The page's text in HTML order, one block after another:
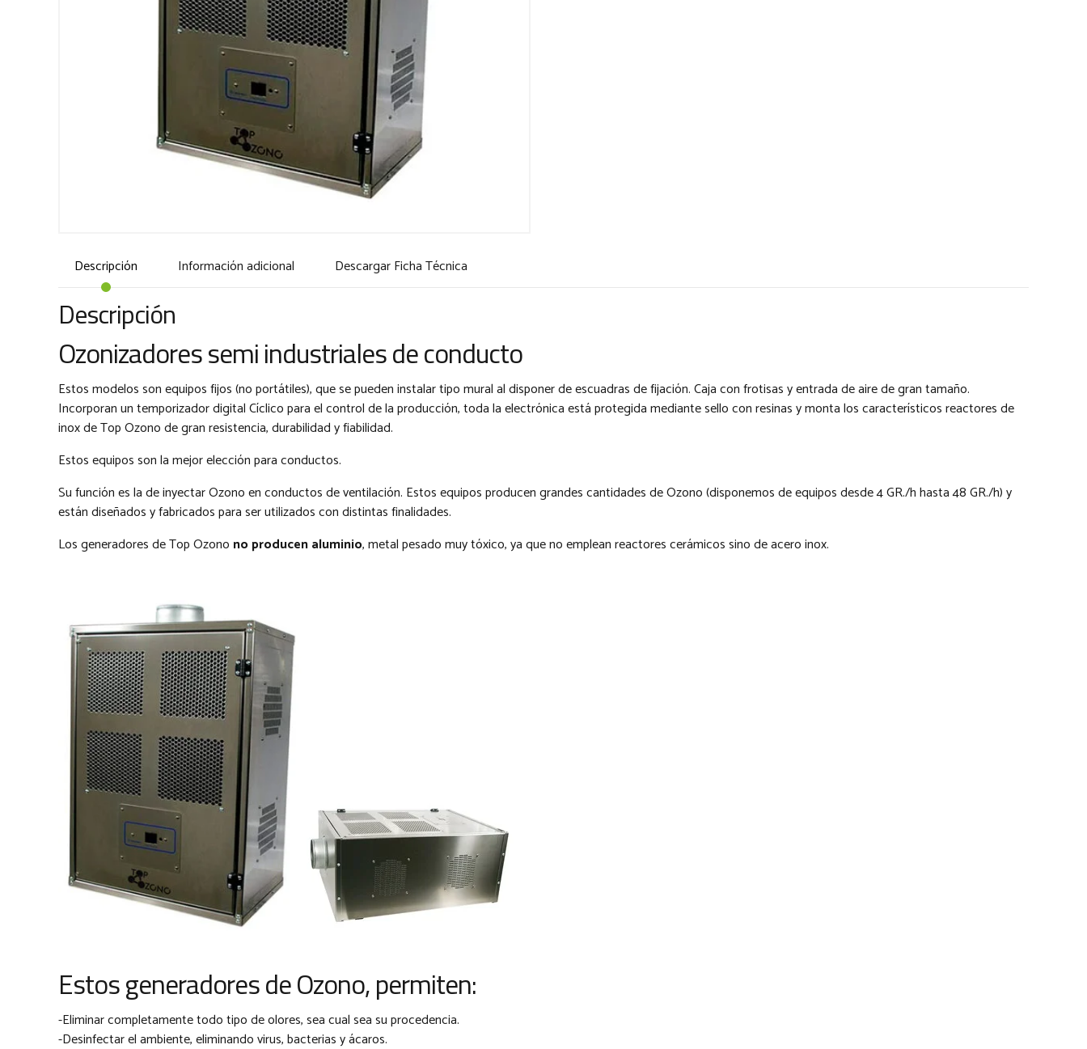
Descripción Información adicional Descargar Ficha Técnica
Descripción
Ozonizadores semi industriales de conducto
Estos modelos son equipos fijos (no portátiles), que se pueden instalar tipo mural al disponer de escuadras de fijación. Caja con frotisas y entrada de aire de gran tamaño.
Incorporan un temporizador digital Cíclico para el control de la producción, toda la electrónica está protegida mediante sello con resinas y monta los característicos reactores de
inox de Top Ozono de gran resistencia, durabilidad y fiabilidad.
Estos equipos son la mejor elección para conductos.
Su función es la de inyectar Ozono en conductos de ventilación. Estos equipos producen grandes cantidades de Ozono (disponemos de equipos desde 4 GR./h hasta 48 GR./h) y
están diseñados y fabricados para ser utilizados con distintas finalidades.
Los generadores de Top Ozono no producen aluminio, metal pesado muy tóxico, ya que no emplean reactores cerámicos sino de acero inox.
Estos generadores de Ozono, permiten:
-Eliminar completamente todo tipo de olores, sea cual sea su procedencia.
-Desinfectar el ambiente, eliminando virus, bacterias y ácaros.